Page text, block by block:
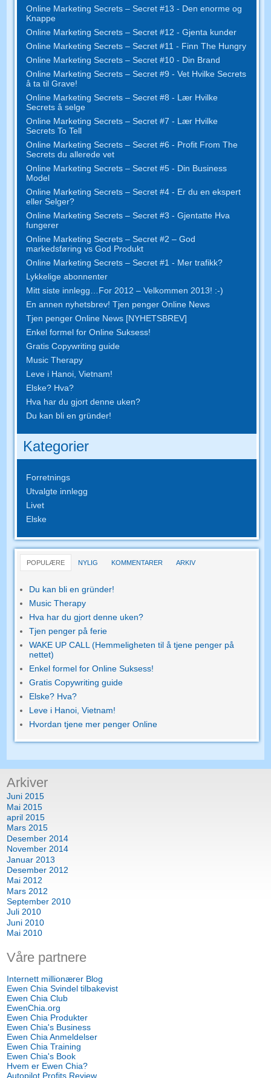
Online Marketing Secrets – Secret #13 - Den enorme og
Knappe
Online Marketing Secrets – Secret #12 - Gjenta kunder
Online Marketing Secrets – Secret #11 - Finn The Hungry
Online Marketing Secrets – Secret #10 - Din Brand
Online Marketing Secrets – Secret #9 - Vet Hvilke Secrets
å ta til Grave!
Online Marketing Secrets – Secret #8 - Lær Hvilke
Secrets å selge
Online Marketing Secrets – Secret #7 - Lær Hvilke
Secrets To Tell
Online Marketing Secrets – Secret #6 - Profit From The
Secrets du allerede vet
Online Marketing Secrets – Secret #5 - Din Business
Model
Online Marketing Secrets – Secret #4 - Er du en ekspert
eller Selger?
Online Marketing Secrets – Secret #3 - Gjentatte Hva
fungerer
Online Marketing Secrets – Secret #2 – God
markedsføring vs God Produkt
Online Marketing Secrets – Secret #1 - Mer trafikk?
Lykkelige abonnenter
Mitt siste innlegg…For 2012 – Velkommen 2013! :-)
En annen nyhetsbrev! Tjen penger Online News
Tjen penger Online News [NYHETSBREV]
Enkel formel for Online Suksess!
Gratis Copywriting guide
Music Therapy
Leve i Hanoi, Vietnam!
Elske? Hva?
Hva har du gjort denne uken?
Du kan bli en gründer!
Kategorier
Forretnings
Utvalgte innlegg
Livet
Elske
POPULÆRE NYLIG KOMMENTARER ARKIV
Du kan bli en gründer!
Music Therapy
Hva har du gjort denne uken?
Tjen penger på ferie
WAKE UP CALL (Hemmeligheten til å tjene penger på
nettet)
Enkel formel for Online Suksess!
Gratis Copywriting guide
Elske? Hva?
Leve i Hanoi, Vietnam!
Hvordan tjene mer penger Online
Arkiver
Juni 2015
Mai 2015
april 2015
Mars 2015
Desember 2014
November 2014
Januar 2013
Desember 2012
Mai 2012
Mars 2012
September 2010
Juli 2010
Juni 2010
Mai 2010
Våre partnere
Internett millionærer Blog
Ewen Chia Svindel tilbakevist
Ewen Chia Club
EwenChia.org
Ewen Chia Produkter
Ewen Chia's Business
Ewen Chia Anmeldelser
Ewen Chia Training
Ewen Chia's Book
Hvem er Ewen Chia?
Autopilot Profits Review